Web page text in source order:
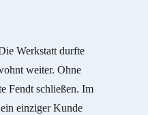
Werkstatt durfte
weiter. Ohne
Fendt schließen. Im
einziger Kunde